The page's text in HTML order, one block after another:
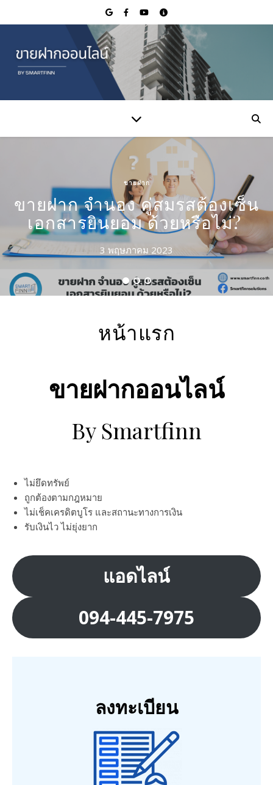
ขายฝาก
ขายฝาก จำนอง คู่สมรสต้องเซ็น
เอกสารยินยอม ด้วยหรือไม่?
3 พฤษภาคม 2023
หน้าแรก
ขายฝากออนไลน์
By Smartfinn
ไม่ยึดทรัพย์
ถูกต้องตามกฎหมาย
ไม่เช็คเครดิตบูโร และสถานะทางการเงิน
รับเงินไว ไม่ยุ่งยาก
แอดไลน์
094-445-7975
ลงทะเบียน